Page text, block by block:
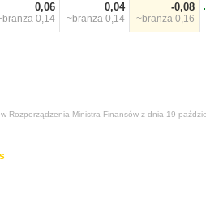
0,06
0,14
0,04
~branża 0,14
-0,08
~branża 0,16
Rozporządzenia Ministra Finansów z dnia 19